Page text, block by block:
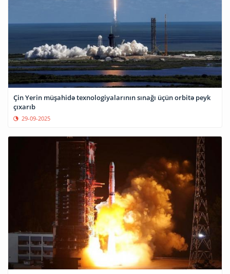
Çin Yerin müşahidə texnologiyalarının sınağı üçün orbitə peyk
çıxarıb
29-09-2025